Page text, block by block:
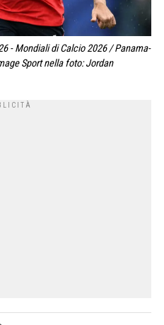
- Mondiali di Calcio 2026 / Panama-
Sport nella foto: Jordan